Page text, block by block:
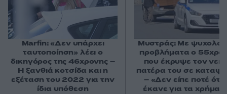
Marfin: «Δεν υπάρχει
ταυτοποίηση» λέει ο
δικηγόρος της 46χρονης –
Η ξανθιά κοτσίδα και η
εξέταση του 2022 για την
ίδια υπόθεση
Μυστράς: Με
προβλήματα ο
που έκρυψε τον
πατέρα του σε
– «Δεν είπε ποτέ ότι
έκανε για τα